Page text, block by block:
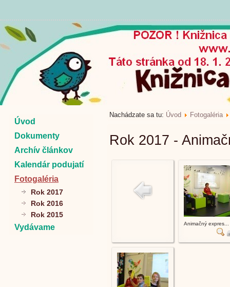
Úvod
Dokumenty
Archív článkov
Kalendár podujatí
Fotogaléria
Rok 2017
Rok 2016
Rok 2015
Vydávame
Nachádzate sa tu: Úvod Fotogaléria
Rok 2017 -
Animačný expres...